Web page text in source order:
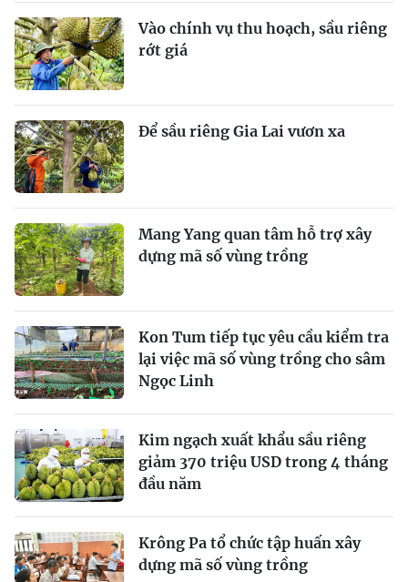
Vào chính vụ thu hoạch, sầu riêng
rớt giá
Để sầu riêng Gia Lai vươn xa
Mang Yang quan tâm hỗ trợ xây
dựng mã số vùng trồng
Kon Tum tiếp tục yêu cầu kiểm tra
lại việc mã số vùng trồng cho sâm
Ngọc Linh
Kim ngạch xuất khẩu sầu riêng
giảm 370 triệu USD trong 4 tháng
đầu năm
Krông Pa tổ chức tập huấn xây
dựng mã số vùng trồng